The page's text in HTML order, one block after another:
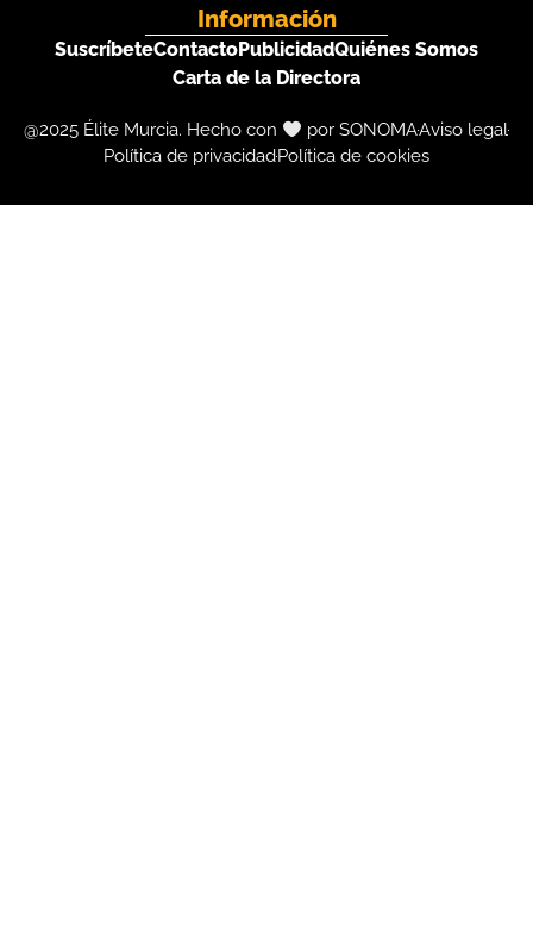
Información
SuscríbeteContactoPublicidadQuiénes Somos
Carta de la Directora
@2025 Élite Murcia. Hecho con por SONOMAAviso legal
Política de privacidadPolítica de cookies